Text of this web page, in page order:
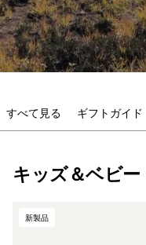
すべて見る ギフトガイド
キッズ＆ベビー
新製品